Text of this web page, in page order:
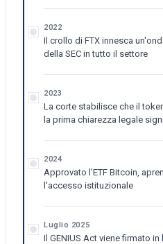
2022
Il crollo di FTX innesca
della SEC in tutto il settore
2023
La corte stabilisce che il
la prima chiarezza legale
2024
Approvato l'ETF Bitcoin,
l'accesso istituzionale
Luglio 2025
Il GENIUS Act viene firmato